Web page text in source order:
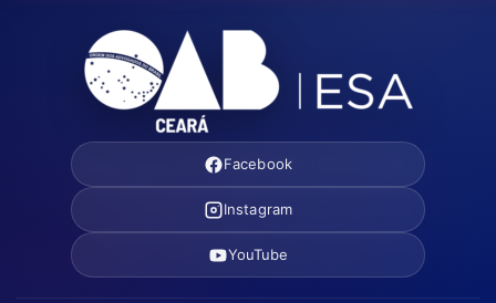
Facebook
Instagram
YouTube